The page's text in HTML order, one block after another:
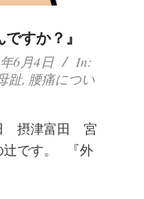
すか？』
6月4日
In:
趾, 腰痛につい
摂津富田 宮
です。 『外